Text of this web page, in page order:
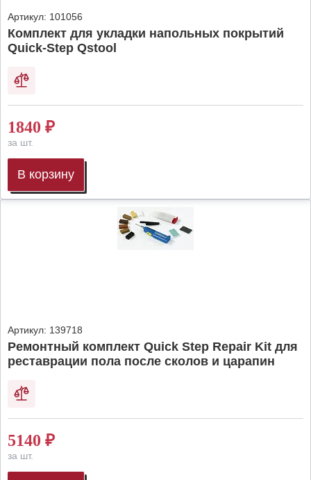
Артикул: 101056
Комплект для укладки напольных покрытий
Quick-Step Qstool
1840 ₽
за шт.
В корзину
Артикул: 139718
Ремонтный комплект Quick Step Repair Kit для
реставрации пола после сколов и царапин
5140 ₽
за шт.